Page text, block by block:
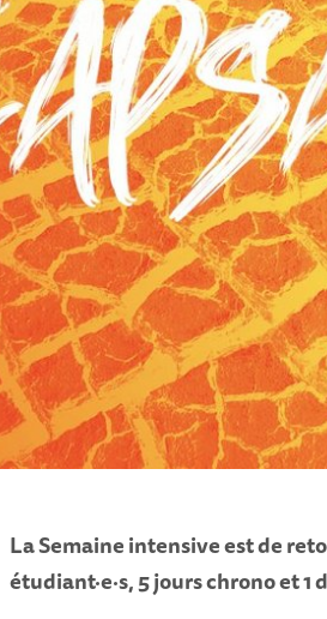
La Semaine intensive est de
étudiant·e·s, 5 jours chrono et